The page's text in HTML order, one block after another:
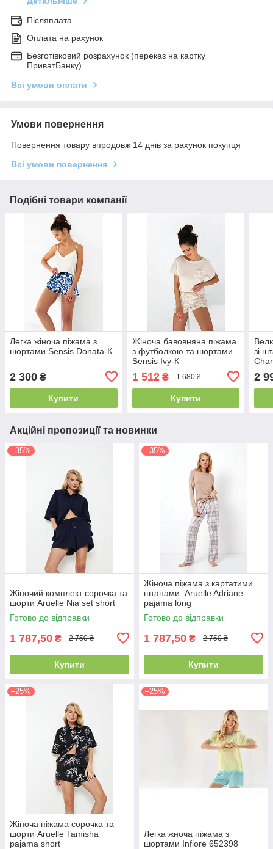
Післяплата
Оплата на рахунок
Безготівковий розрахунок (переказ на картку
ПриватБанку)
Всі умови оплати
Умови повернення
Повернення товару впродовж 14 днів за рахунок покупця
Всі умови повернення
Подібні товари компанії
Легка жіноча піжама з
шортами Sensis Donata-К
2 300 ₴
Купити
Жіноча бавовняна піжама
з футболкою та шортами
Sensis Ivy-К
1 512₴ 1 680 ₴
Купити
зі
2
Акційні пропозиції та новинки
–35%
Жіночий комплект сорочка та
шорти Aruelle Nia set short
Готово до відправки
1 787,50 ₴ 2 750 ₴
Купити
–35%
Жіноча піжама з картатими
штанами Aruelle Adriane
pajama long
Готово до відправки
1 787,50 ₴ 2 750 ₴
Купити
–25%
Жіноча піжама сорочка та
шорти Aruelle Tamisha
pajama short
–25%
Легка жноча піжама з
шортами Infiore 652398